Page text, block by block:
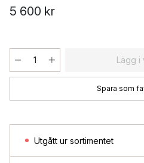
5 600 kr
Lägg i
Spara som
Utgått ur sortimentet